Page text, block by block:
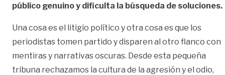
público genuino y dificulta la búsqueda de soluciones.
Una cosa es el litigio político y otra cosa es que los
periodistas tomen partido y disparen al otro flanco con
mentiras y narrativas oscuras. Desde esta pequeña
tribuna rechazamos la cultura de la agresión y el odio,